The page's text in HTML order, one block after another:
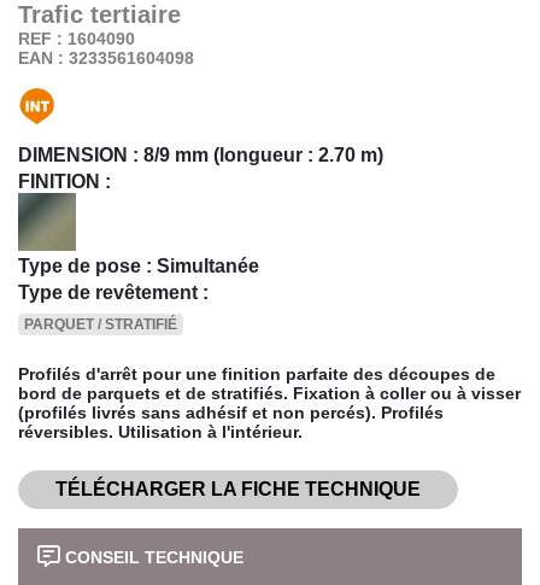
Trafic tertiaire
REF : 1604090
EAN : 3233561604098
DIMENSION : 8/9 mm (longueur : 2.70 m)
FINITION :
Type de pose : Simultanée
Type de revêtement :
PARQUET / STRATIFIÉ
Profilés d'arrêt pour une finition parfaite des découpes de
bord de parquets et de stratifiés. Fixation à coller ou à visser
(profilés livrés sans adhésif et non percés). Profilés
réversibles. Utilisation à l'intérieur.
TÉLÉCHARGER LA FICHE TECHNIQUE
CONSEIL TECHNIQUE